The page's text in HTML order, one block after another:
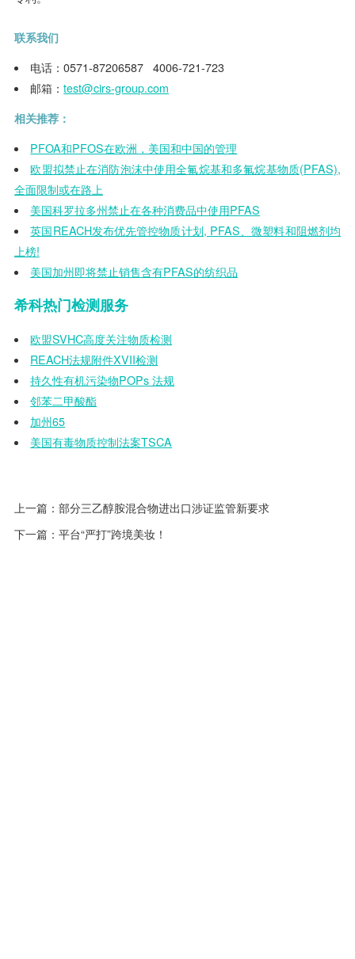
联系我们
电话：0571-87206587 4006-721-723
邮箱：test@cirs-group.com
相关推荐：
PFOA和PFOS在欧洲，美国和中国的管理
欧盟拟禁止在消防泡沫中使用全氟烷基和多氟烷基物质(PFAS),
全面限制或在路上
美国科罗拉多州禁止在各种消费品中使用PFAS
英国REACH发布优先管控物质计划, PFAS、微塑料和阻燃剂均
上榜!
美国加州即将禁止销售含有PFAS的纺织品
希科热门检测服务
欧盟SVHC高度关注物质检测
REACH法规附件XVII检测
持久性有机污染物POPs 法规
邻苯二甲酸酯
加州65
美国有毒物质控制法案TSCA
上一篇： 部分三乙醇胺混合物进出口涉证监管新要求
下一篇： 平台“严打”跨境美妆！